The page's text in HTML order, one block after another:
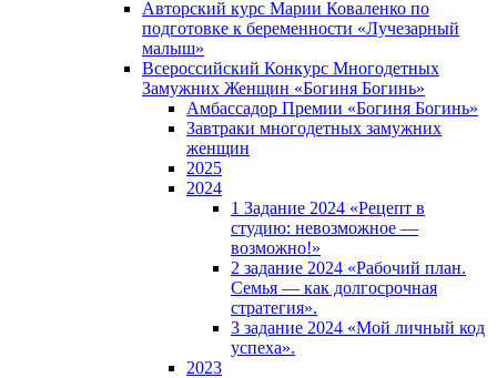
Авторский курс Марии Коваленко по
подготовке к беременности «Лучезарный
малыш»
Всероссийский Конкурс Многодетных
Замужних Женщин «Богиня Богинь»
Амбассадор Премии «Богиня Богинь»
Завтраки многодетных замужних
женщин
2025
2024
1 Задание 2024 «Рецепт в
студию: невозможное —
возможно!»
2 задание 2024 «Рабочий план.
Семья — как долгосрочная
стратегия».
3 задание 2024 «Мой личный код
успеха».
2023